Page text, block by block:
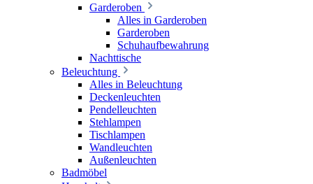
Garderoben
Alles in Garderoben
Garderoben
Schuhaufbewahrung
Nachttische
Beleuchtung
Alles in Beleuchtung
Deckenleuchten
Pendelleuchten
Stehlampen
Tischlampen
Wandleuchten
Außenleuchten
Badmöbel